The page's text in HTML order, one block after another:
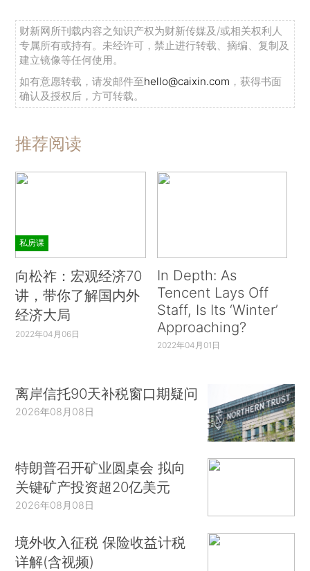
财新网所刊载内容之知识产权为财新传媒及/或相关权利人
专属所有或持有。未经许可，禁止进行转载、摘编、复制及
建立镜像等任何使用。
如有意愿转载，请发邮件至hello@caixin.com ，获得书面
确认及授权后，方可转载。
推荐阅读
私房课
向松祚：宏观经济70
讲，带你了解国内外
经济大局
2022年04月06日
In Depth: As
Tencent Lays Off
Staff, Is Its ‘Winter’
Approaching?
2022年04月01日
离岸信托90天补税窗口期疑问
2026年08月08日
特朗普召开矿业圆桌会 拟向
关键矿产投资超20亿美元
2026年08月08日
境外收入征税 保险收益计税
详解(含视频)